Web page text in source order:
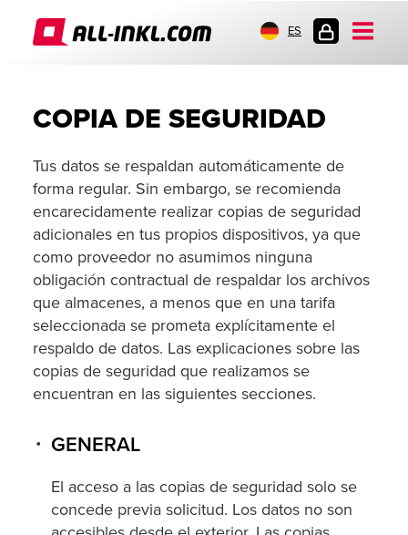
ES
SESIÓN
COPIA DE SEGURIDAD
Tus datos se respaldan automáticamente de
forma regular. Sin embargo, se recomienda
encarecidamente realizar copias de seguridad
adicionales en tus propios dispositivos, ya que
como proveedor no asumimos ninguna
obligación contractual de respaldar los archivos
que almacenes, a menos que en una tarifa
seleccionada se prometa explícitamente el
respaldo de datos. Las explicaciones sobre las
copias de seguridad que realizamos se
encuentran en las siguientes secciones.
GENERAL
El acceso a las copias de seguridad solo se
concede previa solicitud. Los datos no son